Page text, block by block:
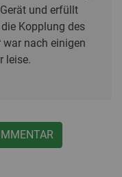
und erfüllt
Kopplung des
nach einigen
leise.